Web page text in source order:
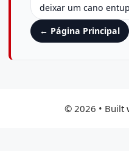
deixar um cano
← Página Principal
© 2026 • Built